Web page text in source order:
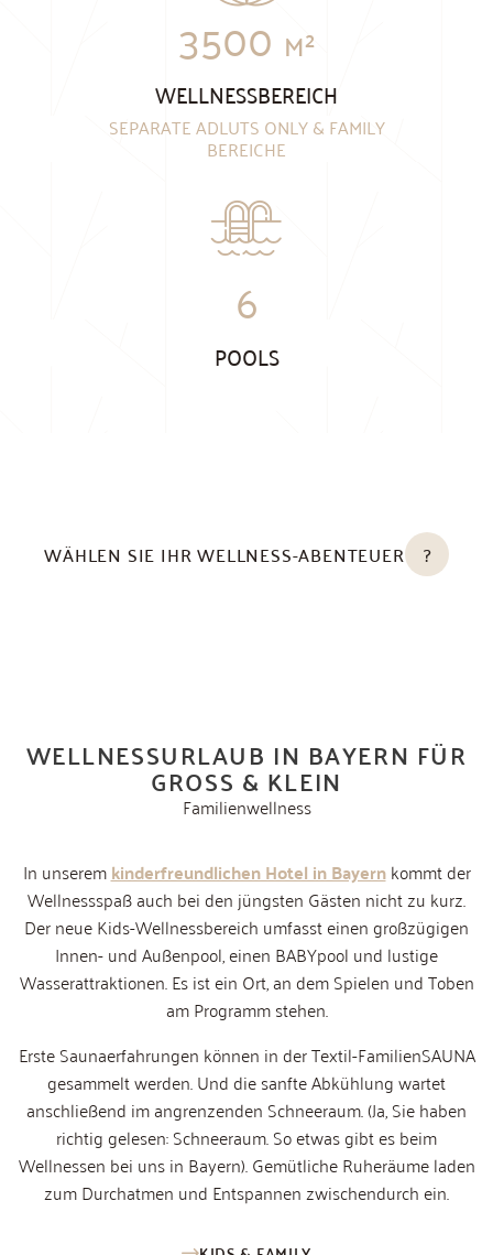
3500 M²
WELLNESSBEREICH
SEPARATE ADLUTS ONLY & FAMILY
BEREICHE
6
POOLS
WÄHLEN SIE IHR WELLNESS-ABENTEUER ?
WELLNESSURLAUB IN BAYERN FÜR
GROSS & KLEIN
Familienwellness
In unseremkinderfreundlichen Hotel in Bayernkommt der
Wellnessspaß auch bei den jüngsten Gästen nicht zu kurz.
Der neue Kids-Wellnessbereich umfasst einen großzügigen
Innen- und Außenpool, einen BABYpool und lustige
Wasserattraktionen. Es ist ein Ort, an dem Spielen und Toben
am Programm stehen.
Erste Saunaerfahrungen können in der Textil-FamilienSAUNA
gesammelt werden. Und die sanfte Abkühlung wartet
anschließend im angrenzenden Schneeraum. (Ja, Sie haben
richtig gelesen: Schneeraum. So etwas gibt es beim
Wellnessen bei uns in Bayern). Gemütliche Ruheräume laden
zum Durchatmen und Entspannen zwischendurch ein.